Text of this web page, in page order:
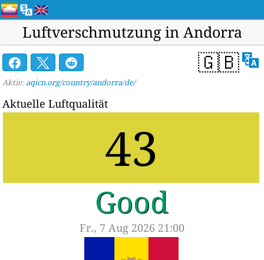
Luftverschmutzung in Andorra
🇬🇧
Aktie: aqicn.org/country/andorra/de/
Aktuelle Luftqualität
43
Good
Fr., 7 Aug 2026 21:00